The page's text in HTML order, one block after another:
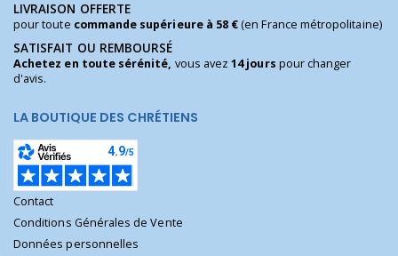
LIVRAISON OFFERTE
pour toute commande supérieure à 58 €(en France métropolitaine)
SATISFAIT OU REMBOURSÉ
Achetez en toute sérénité, vous avez14 jours pour changer
d'avis.
LA BOUTIQUE DES CHRÉTIENS
Contact
Conditions Générales de Vente
Données personnelles